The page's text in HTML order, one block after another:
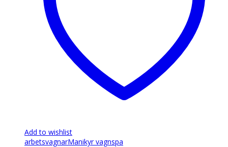
Add to wishlist
arbetsvagnarManikyr vagnspa